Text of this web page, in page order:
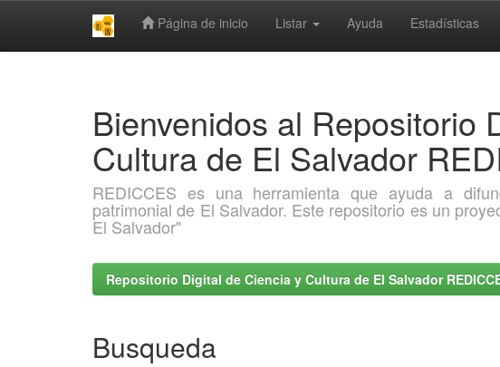
Página de inicio Listar Ayuda Estadísticas
Bienvenidos al Repositorio
Cultura de El Salvador
REDICCES es una herramienta que ayuda a
patrimonial de El Salvador. Este repositorio es un
El Salvador"
Repositorio Digital de Ciencia y Cultura de El Salvador
Busqueda